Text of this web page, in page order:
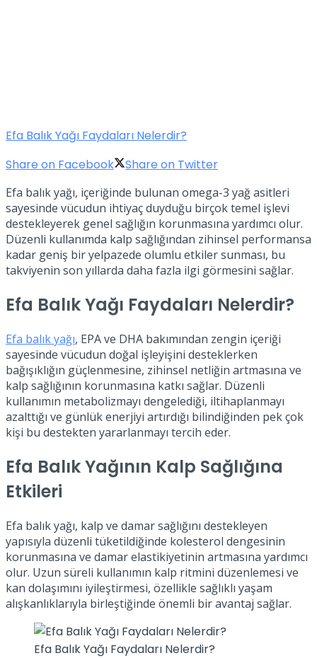
Efa Balık Yağı Faydaları Nelerdir?
Share on Facebook
Share on Twitter
Efa balık yağı, içeriğinde bulunan omega-3 yağ asitleri
sayesinde vücudun ihtiyaç duyduğu birçok temel işlevi
destekleyerek genel sağlığın korunmasına yardımcı olur.
Düzenli kullanımda kalp sağlığından zihinsel performansa
kadar geniş bir yelpazede olumlu etkiler sunması, bu
takviyenin son yıllarda daha fazla ilgi görmesini sağlar.
Efa Balık Yağı Faydaları Nelerdir?
Efa balık yağı, EPA ve DHA bakımından zengin içeriği
sayesinde vücudun doğal işleyişini desteklerken
bağışıklığın güçlenmesine, zihinsel netliğin artmasına ve
kalp sağlığının korunmasına katkı sağlar. Düzenli
kullanımın metabolizmayı dengelediği, iltihaplanmayı
azalttığı ve günlük enerjiyi artırdığı bilindiğinden pek çok
kişi bu destekten yararlanmayı tercih eder.
Efa Balık Yağının Kalp Sağlığına
Etkileri
Efa balık yağı, kalp ve damar sağlığını destekleyen
yapısıyla düzenli tüketildiğinde kolesterol dengesinin
korunmasına ve damar elastikiyetinin artmasına yardımcı
olur. Uzun süreli kullanımın kalp ritmini düzenlemesi ve
kan dolaşımını iyileştirmesi, özellikle sağlıklı yaşam
alışkanlıklarıyla birleştiğinde önemli bir avantaj sağlar.
Efa Balık Yağı Faydaları Nelerdir?